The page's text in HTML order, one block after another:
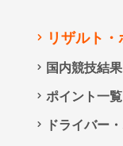
リザルト
国内競技結
ポイント一覧
ドライバー